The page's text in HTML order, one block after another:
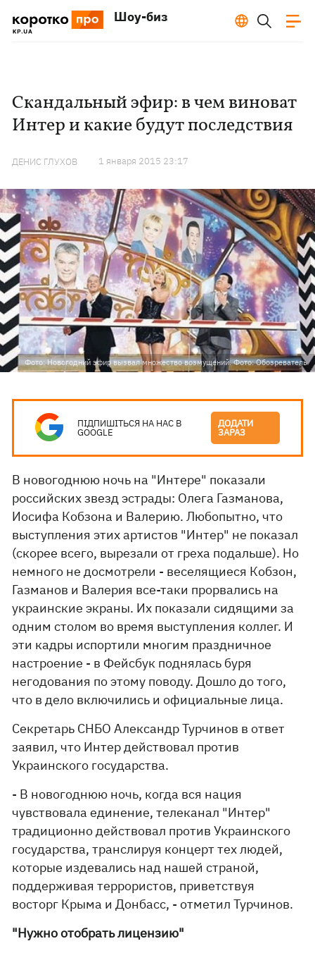
Шоу-биз
Скандальный эфир: в чем виноват
Интер и какие будут последствия
ДЕНИС ГЛУХОВ 1 января 2015 23:17
Фото: Новогодний эфир вызвал множество возмущений. Фото: Обозреватель
ПІДПИШІТЬСЯ НА НАС В
GOOGLE
ДОДАТИ
ЗАРАЗ
В новогоднюю ночь на "Интере" показали
российских звезд эстрады: Олега Газманова,
Иосифа Кобзона и Валерию. Любопытно, что
выступления этих артистов "Интер" не показал
(скорее всего, вырезали от греха подальше). Но
немного не досмотрели - веселящиеся Кобзон,
Газманов и Валерия все-таки прорвались на
украинские экраны. Их показали сидящими за
одним столом во время выступления коллег. И
эти кадры испортили многим праздничное
настроение - в Фейсбук поднялась буря
негодования по этому поводу. Дошло до того,
что в дело включились и официальные лица.
Секретарь СНБО Александр Турчинов в ответ
заявил, что Интер действовал против
Украинского государства.
- В новогоднюю ночь, когда вся нация
чувствовала единение, телеканал "Интер"
традиционно действовал против Украинского
государства, транслируя концерт тех людей,
которые издевались над нашей страной,
поддерживая террористов, приветствуя
восторг Крыма и Донбасс, - отметил Турчинов.
"Нужно отобрать лицензию"